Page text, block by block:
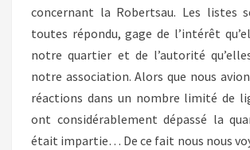
concernant la Robertsau. Les listes
toutes répondu, gage de l’intérêt
notre quartier et de l’autorité
notre association. Alors que nous
réactions dans un nombre limité de
ont considérablement dépassé la
était impartie… De ce fait nous nous